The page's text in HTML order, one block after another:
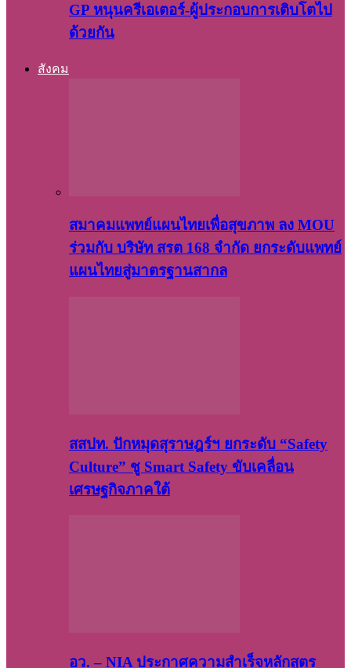
GP หนุนครีเอเตอร์-ผู้ประกอบการเติบโตไป
ด้วยกัน
สังคม
สมาคมแพทย์แผนไทยเพื่อสุขภาพ ลง MOU
ร่วมกับ บริษัท สรต 168 จำกัด ยกระดับแพทย์
แผนไทยสู่มาตรฐานสากล
สสปท. ปักหมุดสุราษฎร์ฯ ยกระดับ “Safety
Culture” ชู Smart Safety ขับเคลื่อน
เศรษฐกิจภาคใต้
อว. – NIA ประกาศความสำเร็จหลักสูตร